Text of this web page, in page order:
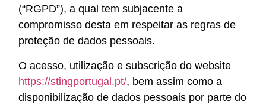
(“RGPD”), a qual tem subjacente a
compromisso desta em respeitar as regras de
proteção de dados pessoais.
O acesso, utilização e subscrição do website
https://stingportugal.pt/, bem assim como a
disponibilização de dados pessoais por parte do